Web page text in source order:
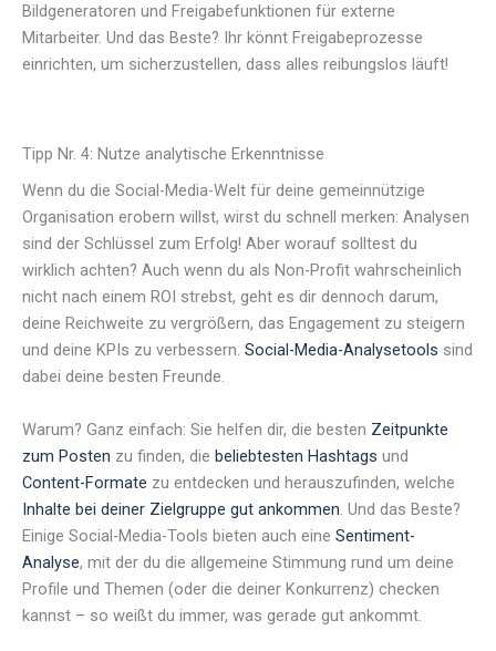
Bildgeneratoren und Freigabefunktionen für externe
Mitarbeiter. Und das Beste? Ihr könnt Freigabeprozesse
einrichten, um sicherzustellen, dass alles reibungslos läuft!
Tipp Nr. 4: Nutze analytische Erkenntnisse
Wenn du die Social-Media-Welt für deine gemeinnützige
Organisation erobern willst, wirst du schnell merken: Analysen
sind der Schlüssel zum Erfolg! Aber worauf solltest du
wirklich achten? Auch wenn du als Non-Profit wahrscheinlich
nicht nach einem ROI strebst, geht es dir dennoch darum,
deine Reichweite zu vergrößern, das Engagement zu steigern
und deine KPIs zu verbessern. Social-Media-Analysetools sind
dabei deine besten Freunde.
Warum? Ganz einfach: Sie helfen dir, die besten Zeitpunkte
zum Posten zu finden, die beliebtesten Hashtags und
Content-Formate zu entdecken und herauszufinden, welche
Inhalte bei deiner Zielgruppe gut ankommen. Und das Beste?
Einige Social-Media-Tools bieten auch eine Sentiment-
Analyse, mit der du die allgemeine Stimmung rund um deine
Profile und Themen (oder die deiner Konkurrenz) checken
kannst – so weißt du immer, was gerade gut ankommt.